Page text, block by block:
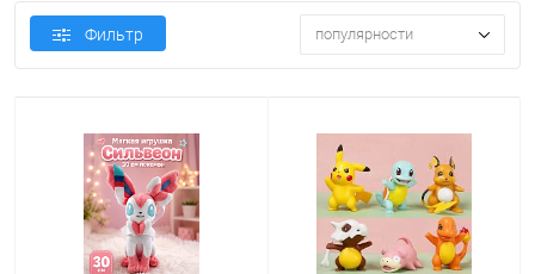
Фильтр популярности